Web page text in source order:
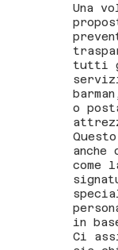
Una
tutti
o
anche
come
in
Ci